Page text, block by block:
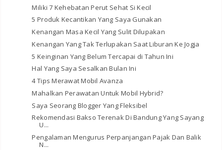
Miliki 7 Kehebatan Perut Sehat Si Kecil
5 Produk Kecantikan Yang Saya Gunakan
Kenangan Masa Kecil Yang Sulit Dilupakan
Kenangan Yang Tak Terlupakan Saat Liburan Ke Jogja
5 Keinginan Yang Belum Tercapai di Tahun Ini
Hal Yang Saya Sesalkan Bulan Ini
4 Tips Merawat Mobil Avanza
Mahalkan Perawatan Untuk Mobil Hybrid?
Saya Seorang Blogger Yang Fleksibel
Rekomendasi Bakso Terenak Di Bandung Yang Sayang
U...
Pengalaman Mengurus Perpanjangan Pajak Dan Balik
N...